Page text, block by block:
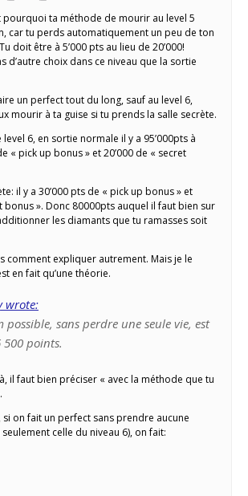
pourquoi ta méthode de mourir au level 5
car tu perds automatiquement un peu de ton
doit être à 5’000 pts au lieu de 20’000!
d’autre choix dans ce niveau que la sortie
un perfect tout du long, sauf au level 6,
mourir à ta guise si tu prends la salle secrète.
6, en sortie normale il y a 95’000pts à
« pick up bonus » et 20’000 de « secret
il y a 30’000 pts de « pick up bonus » et
bonus ». Donc 80000pts auquel il faut bien sur
les diamants que tu ramasses soit
comment expliquer autrement. Mais je le
en fait qu’une théorie.
wrote:
possible, sans perdre une seule vie, est
points.
il faut bien préciser « avec la méthode que tu
si on fait un perfect sans prendre aucune
celle du niveau 6), on fait: